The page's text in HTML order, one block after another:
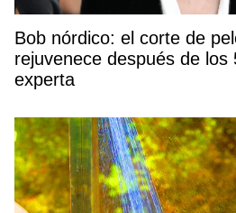
Bob nórdico: el corte de
rejuvenece después de los
experta